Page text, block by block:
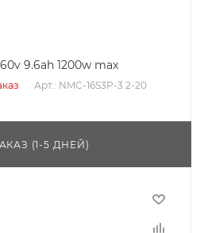
9.6ah 1200w max
Арт.: NMC-16S3P-3.2-20
(1-5 ДНЕЙ)